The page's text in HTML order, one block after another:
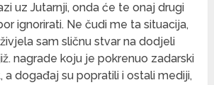
uz Jutarnji, onda će te onaj drugi
ignorirati. Ne čudi me ta situacija,
sam sličnu stvar na dodjeli
nagrade koju je pokrenuo zadarski
a događaj su popratili i ostali mediji,